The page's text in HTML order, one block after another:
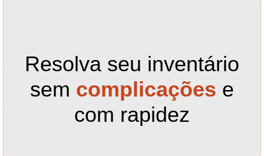
Resolva seu inventário
sem complicações e
com rapidez